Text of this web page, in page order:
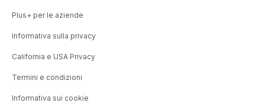
Plus+ per le aziende
Informativa sulla privacy
California e USA Privacy
Termini e condizioni
Informativa sui cookie